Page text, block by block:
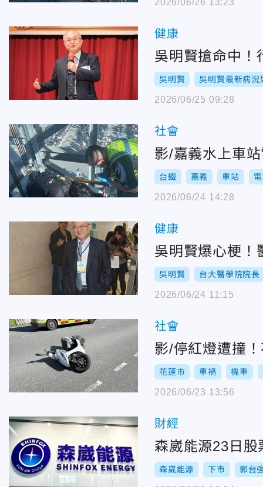
2026/06/26 13:23
健康
吳明賢搶命中！
吳明賢 吳明賢最新病況
2026/06/25 09:28
社會
影/嘉義水上車
台鐵 嘉義 車站
2026/06/24 14:28
健康
吳明賢爆心梗
吳明賢 台大醫學院院長
2026/06/24 11:15
社會
影/停紅燈遭撞
花蓮市 車禍 機車
2026/06/23 13:56
財經
森崴能源23日
森崴能源 下市 郭台